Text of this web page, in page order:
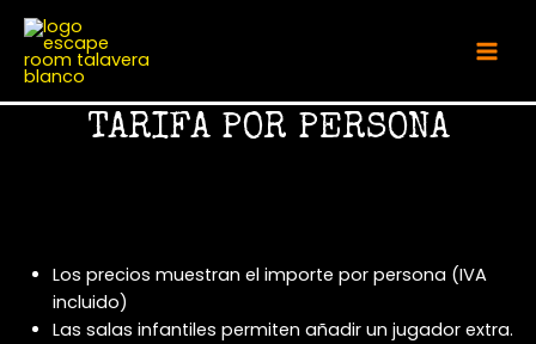
contenido
TARIFA POR PERSONA
Los precios muestran el importe por persona (IVA
incluido)
Las salas infantiles permiten añadir un jugador extra.